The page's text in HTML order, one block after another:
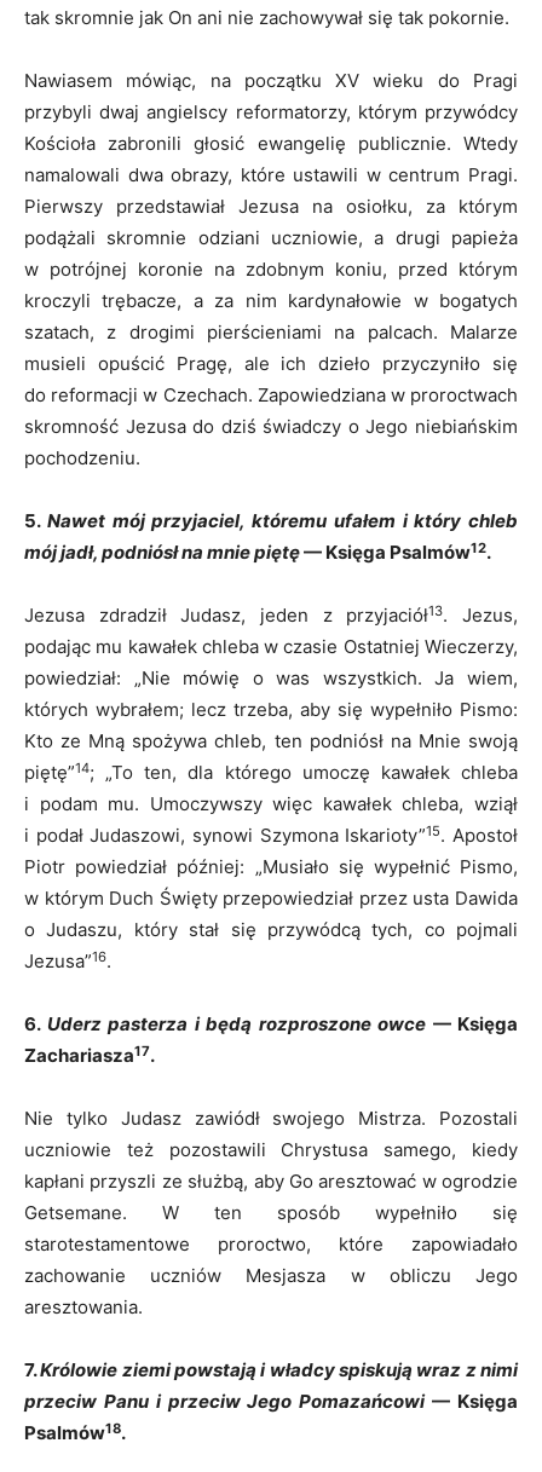
tak skromnie jak On ani nie zachowywał się tak pokornie.
Nawiasem mówiąc, na początku XV wieku do Pragi
przybyli dwaj angielscy reformatorzy, którym przywódcy
Kościoła zabronili głosić ewangelię publicznie. Wtedy
namalowali dwa obrazy, które ustawili w centrum Pragi.
Pierwszy przedstawiał Jezusa na osiołku, za którym
podążali skromnie odziani uczniowie, a drugi papieża
w potrójnej koronie na zdobnym koniu, przed którym
kroczyli trębacze, a za nim kardynałowie w bogatych
szatach, z drogimi pierścieniami na palcach. Malarze
musieli opuścić Pragę, ale ich dzieło przyczyniło się
do reformacji w Czechach. Zapowiedziana w proroctwach
skromność Jezusa do dziś świadczy o Jego niebiańskim
pochodzeniu.
5. Nawet mój przyjaciel, któremu ufałem i który chleb
mój jadł, podniósł na mnie piętę— Księga Psalmów12.
Jezusa zdradził Judasz, jeden z przyjaciół13. Jezus,
podając mu kawałek chleba w czasie Ostatniej Wieczerzy,
powiedział: „Nie mówię o was wszystkich. Ja wiem,
których wybrałem; lecz trzeba, aby się wypełniło Pismo:
Kto ze Mną spożywa chleb, ten podniósł na Mnie swoją
piętę”14; „To ten, dla którego umoczę kawałek chleba
i podam mu. Umoczywszy więc kawałek chleba, wziął
i podał Judaszowi, synowi Szymona Iskarioty”15. Apostoł
Piotr powiedział później: „Musiało się wypełnić Pismo,
w którym Duch Święty przepowiedział przez usta Dawida
o Judaszu, który stał się przywódcą tych, co pojmali
Jezusa”16.
6. Uderz pasterza i będą rozproszone owce — Księga
Zachariasza17.
Nie tylko Judasz zawiódł swojego Mistrza. Pozostali
uczniowie też pozostawili Chrystusa samego, kiedy
kapłani przyszli ze służbą, aby Go aresztować w ogrodzie
Getsemane. W ten sposób wypełniło się
starotestamentowe proroctwo, które zapowiadało
zachowanie uczniów Mesjasza w obliczu Jego
aresztowania.
7.Królowie ziemi powstają i władcy spiskują wraz z nimi
przeciw Panu i przeciw Jego Pomazańcowi— Księga
Psalmów18.